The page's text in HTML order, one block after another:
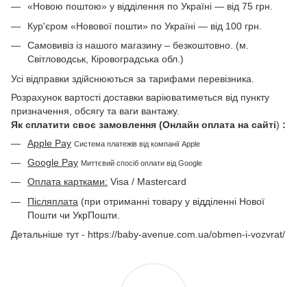
«Новою поштою» у відділення по Україні — від 75 грн.
Кур'єром «Новової пошти» по Україні — від 100 грн.
Самовивіз із нашого магазину – безкоштовно. (м.
Світловодськ, Кіровоградська обл.)
Усі відправки здійснюються за тарифами перевізника.
Розрахунок вартості доставки варіюватиметься від пункту
призначення, обсягу та ваги вантажу.
Як сплатити своє замовлення (Онлайн оплата на сайті) :
Apple Pay Система платежів від компанії Apple
Google Pay Миттєвий спосіб оплати від Google
Оплата картками: Visa / Mastercard
Післяплата (при отриманні товару у відділенні Нової
Пошти чи УкрПошти.
Детальніше тут - https://baby-avenue.com.ua/obmen-i-vozvrat/